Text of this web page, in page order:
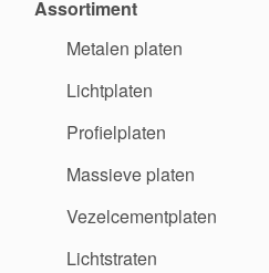
Assortiment
Metalen platen
Lichtplaten
Profielplaten
Massieve platen
Vezelcementplaten
Lichtstraten